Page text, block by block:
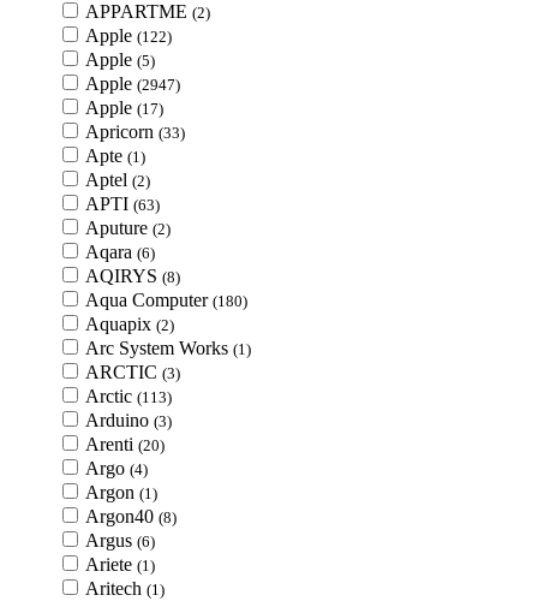
APPARTME (2)
Apple (122)
Apple (5)
Apple (2947)
Apple (17)
Apricorn (33)
Apte (1)
Aptel (2)
APTI (63)
Aputure (2)
Aqara (6)
AQIRYS (8)
Aqua Computer (180)
Aquapix (2)
Arc System Works (1)
ARCTIC (3)
Arctic (113)
Arduino (3)
Arenti (20)
Argo (4)
Argon (1)
Argon40 (8)
Argus (6)
Ariete (1)
Aritech (1)